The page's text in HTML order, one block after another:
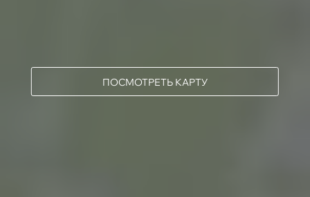
ПОСМОТРЕТЬ КАРТУ